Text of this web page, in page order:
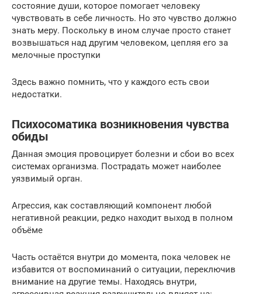
состояние души, которое помогает человеку
чувствовать в себе личность. Но это чувство должно
знать меру. Поскольку в ином случае просто станет
возвышаться над другим человеком, цепляя его за
мелочные проступки
Здесь важно помнить, что у каждого есть свои
недостатки.
Психосоматика возникновения чувства
обиды
Данная эмоция провоцирует болезни и сбои во всех
системах организма. Пострадать может наиболее
уязвимый орган.
Агрессия, как составляющий компонент любой
негативной реакции, редко находит выход в полном
объёме
Часть остаётся внутри до момента, пока человек не
избавится от воспоминаний о ситуации, переключив
внимание на другие темы. Находясь внутри,